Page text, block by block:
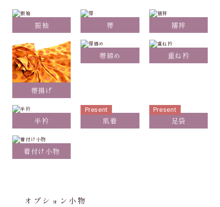
振袖 帯 襦袢
帯揚げ
帯締め 重ね衿
半衿 肌着
Present
足袋
Present
着付け小物
オプション小物